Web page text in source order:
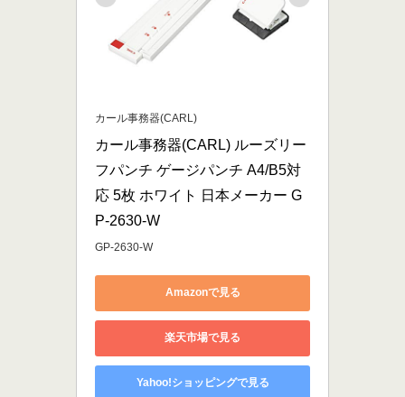
カール事務器(CARL)
カール事務器(CARL) ルーズリー
フパンチ ゲージパンチ A4/B5対
応 5枚 ホワイト 日本メーカー G
P-2630-W
GP-2630-W
Amazonで見る
楽天市場で見る
Yahoo!ショッピングで見る